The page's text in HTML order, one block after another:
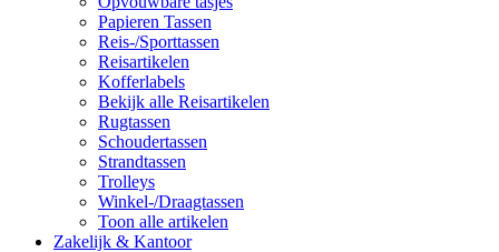
Papieren Tassen
Reis-/Sporttassen
Reisartikelen
Kofferlabels
Bekijk alle Reisartikelen
Rugtassen
Schoudertassen
Strandtassen
Trolleys
Winkel-/Draagtassen
Toon alle artikelen
Zakelijk & Kantoor